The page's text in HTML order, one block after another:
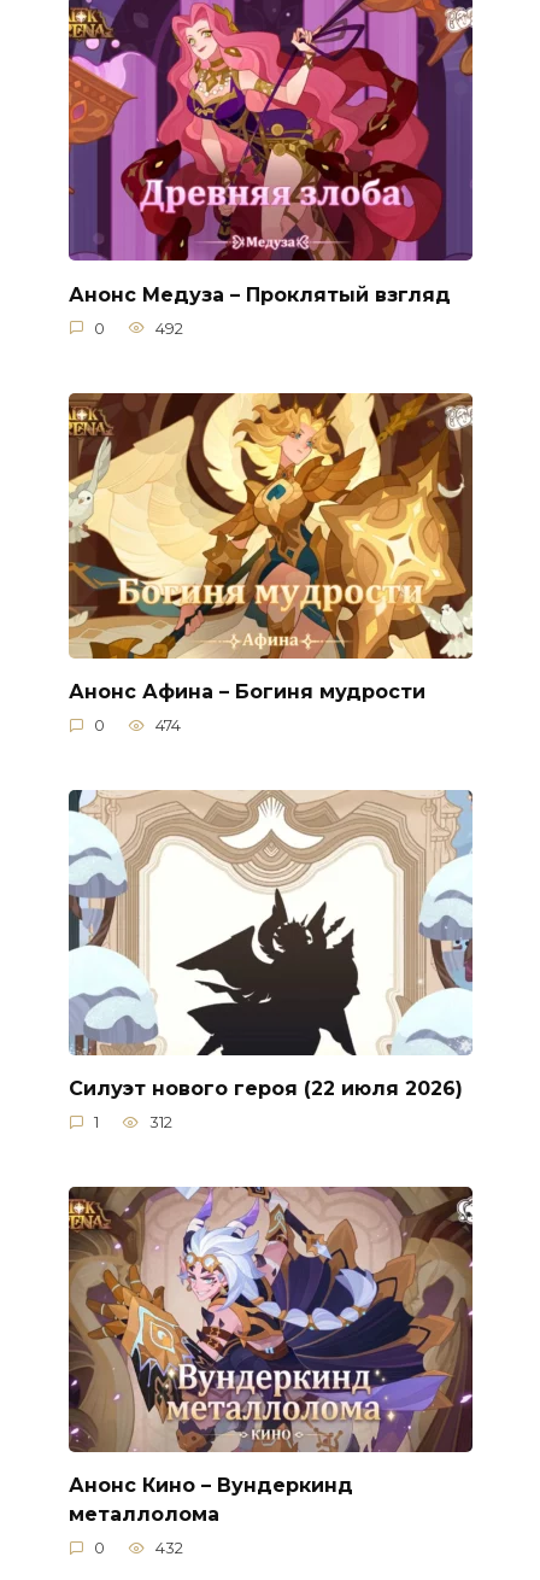
Анонс Медуза – Проклятый взгляд
0 492
Анонс Афина – Богиня мудрости
0 474
Силуэт нового героя (22 июля 2026)
1 312
Анонс Кино – Вундеркинд
металлолома
0 432